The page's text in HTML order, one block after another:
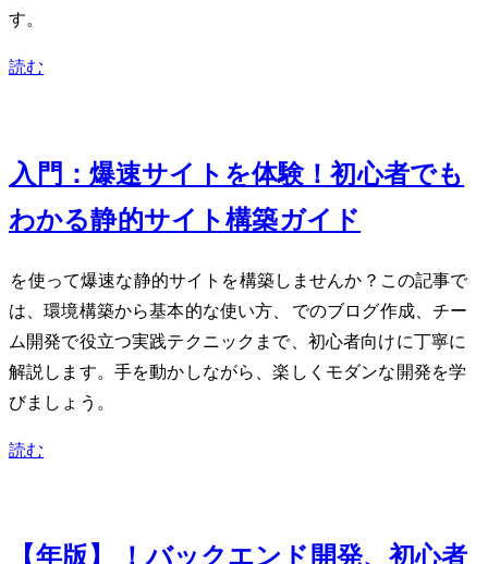
す。
読む
Astro 4.0入門：爆速サイトを体験！初心者でも
わかる静的サイト構築ガイド
Astro 4.0を使って爆速な静的サイトを構築しませんか？この記事で
は、環境構築から基本的な使い方、Markdownでのブログ作成、チー
ム開発で役立つ実践テクニックまで、初心者向けに丁寧に
解説します。手を動かしながら、楽しくモダンなWeb開発を学
びましょう。
読む
【2024年版】Python vs JavaScript vs Go！バックエンド開発、初心者